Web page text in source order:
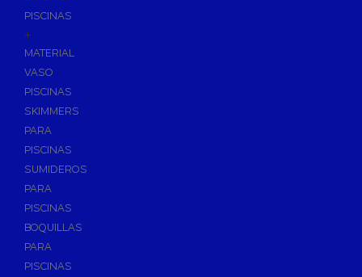
PISCINAS
+
MATERIAL
VASO
PISCINAS
SKIMMERS
PARA
PISCINAS
SUMIDEROS
PARA
PISCINAS
BOQUILLAS
PARA
PISCINAS